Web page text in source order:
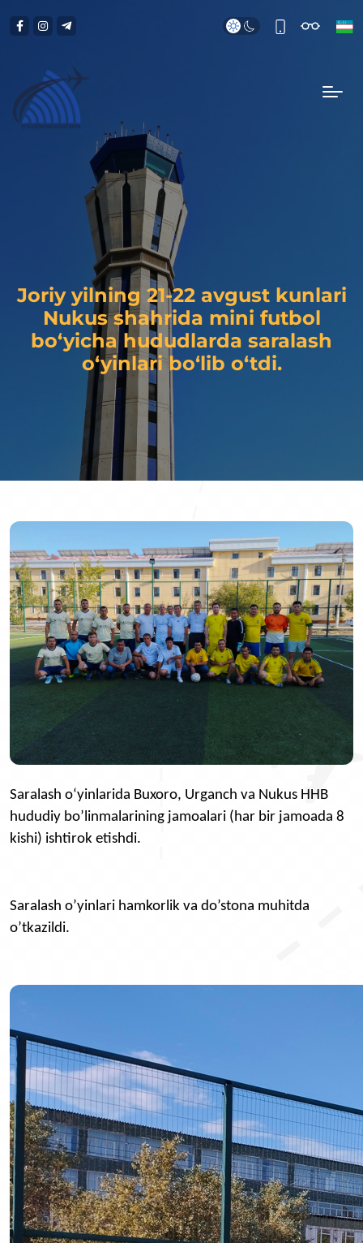
Joriy yilning 21-22 avgust kunlari
Nukus shahrida mini futbol
bo‘yicha hududlarda saralash
o‘yinlari bo‘lib o‘tdi.
Saralash o‘yinlarida Buxoro, Urganch va Nukus HHB
hududiy bo’linmalarining jamoalari (har bir jamoada 8
kishi) ishtirok etishdi.
Saralash o’yinlari hamkorlik va do’stona muhitda
o’tkazildi.